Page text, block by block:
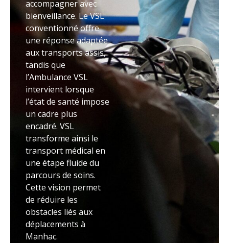
accompagner avec
bienveillance. Le VSL
conventionné offre
une réponse adaptée
aux transports assis,
tandis que
l’Ambulance VSL
intervient lorsque
l’état de santé impose
un cadre plus
encadré. VSL
transforme ainsi le
transport médical en
une étape fluide du
parcours de soins.
Cette vision permet
de réduire les
obstacles liés aux
déplacements à
Manhac.